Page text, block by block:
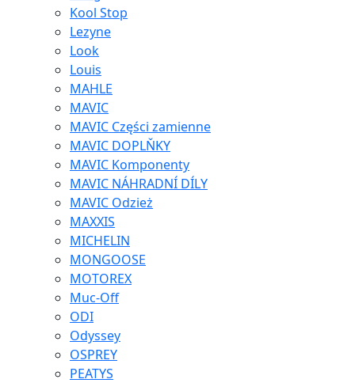
Kool Stop
Lezyne
Look
Louis
MAHLE
MAVIC
MAVIC Części zamienne
MAVIC DOPLŇKY
MAVIC Komponenty
MAVIC NÁHRADNÍ DÍLY
MAVIC Odzież
MAXXIS
MICHELIN
MONGOOSE
MOTOREX
Muc-Off
ODI
Odyssey
OSPREY
PEATYS